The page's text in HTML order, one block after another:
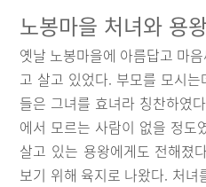
노봉마을 처녀와 용
옛날 노봉마을에 아름답고 마
고 살고 있었다. 부모를 모시
들은 그녀를 효녀라 칭찬하였
에서 모르는 사람이 없을 정도
살고 있는 용왕에게도 전해졌
보기 위해 육지로 나왔다. 처